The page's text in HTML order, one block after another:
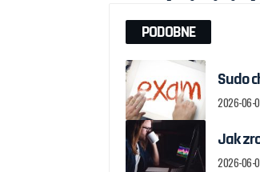
PODOBNE
Sudo
2026-06-
Jak
2026-06-